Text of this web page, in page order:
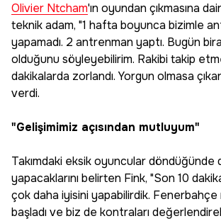
Olivier Ntcham'ın oyundan çıkmasına
teknik adam, "1 hafta boyunca bizimle
yapamadı. 2 antrenman yaptı. Bugün
olduğunu söyleyebilirim. Rakibi takip
dakikalarda zorlandı. Yorgun olmasa
verdi.
"Gelişimimiz açısından mutluyum"
Takımdaki eksik oyuncular döndüğünde
yapacaklarını belirten Fink, "Son 10
çok daha iyisini yapabilirdik. Fenerbahçe
başladı ve biz de kontraları